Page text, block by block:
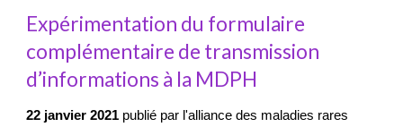
Expérimentation du formulaire
complémentaire de transmission
d’informations à la MDPH
22 janvier 2021 publié par l'alliance des maladies rares